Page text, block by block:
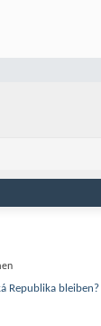
Republika bleiben?